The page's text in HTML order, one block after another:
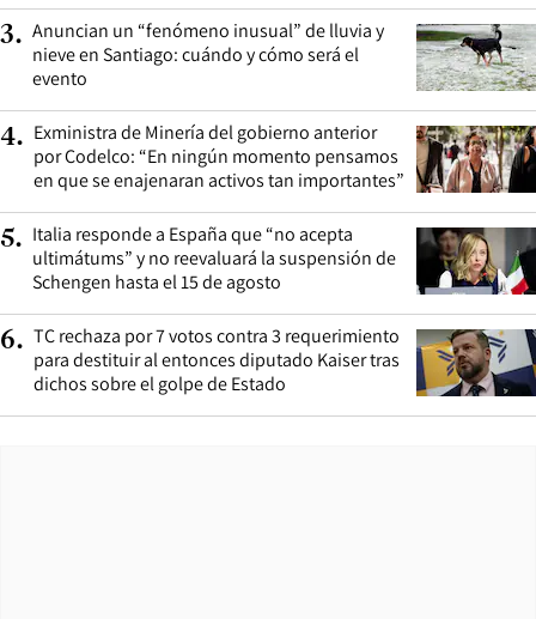
3. Anuncian un “fenómeno inusual” de lluvia y
nieve en Santiago: cuándo y cómo será el
evento
4. Exministra de Minería del gobierno anterior
por Codelco: “En ningún momento pensamos
en que se enajenaran activos tan importantes”
5. Italia responde a España que “no acepta
ultimátums” y no reevaluará la suspensión de
Schengen hasta el 15 de agosto
6. TC rechaza por 7 votos contra 3 requerimiento
para destituir al entonces diputado Kaiser tras
dichos sobre el golpe de Estado